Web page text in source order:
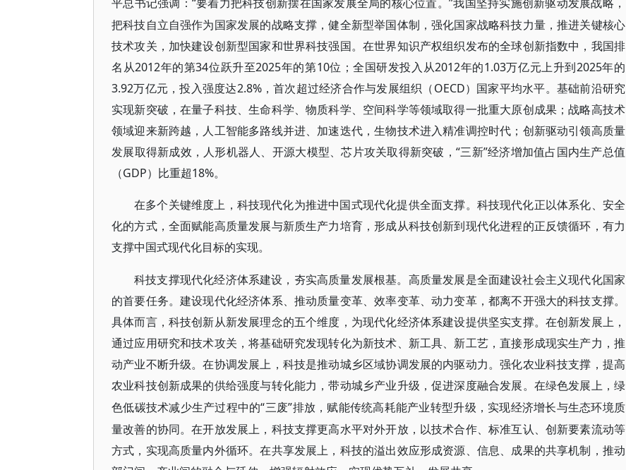
平总书记强调：
把科技自立自强作为国家发展的战略支撑，健全新型举国体制，强化国家战略科技力量，推进关键核心
技术攻关，加快建设创新型国家和世界科技强国。在世界知识产权组织发布的全球创新指数中，我国排
名从2012年的第34位跃升至2025年的第10位；全国研发投入从2012年的1.03万亿元上升到2025年的
3.92万亿元，投入强度达2.8%，首次超过经济合作与发展组织（OECD）国家平均水平。基础前沿研究
实现新突破，在量子科技、生命科学、物质科学、空间科学等领域取得一批重大原创成果；战略高技术
领域迎来新跨越，人工智能多路线并进、加速迭代，生物技术进入精准调控时代；创新驱动引领高质量
发展取得新成效，人形机器人、开源大模型、芯片攻关取得新突破，“三新”经济增加值占国内生产总值
（GDP）比重超18%。
在多个关键维度上，科技现代化为推进中国式现代化提供全面支撑。科技现代化正以体系化、安全
化的方式，全面赋能高质量发展与新质生产力培育，形成从科技创新到现代化进程的正反馈循环，有力
支撑中国式现代化目标的实现。
科技支撑现代化经济体系建设，夯实高质量发展根基。高质量发展是全面建设社会主义现代化国家
的首要任务。建设现代化经济体系、推动质量变革、效率变革、动力变革，都离不开强大的科技支撑。
具体而言，科技创新从新发展理念的五个维度，为现代化经济体系建设提供坚实支撑。在创新发展上，
通过应用研究和技术攻关，将基础研究发现转化为新技术、新工具、新工艺，直接形成现实生产力，推
动产业不断升级。在协调发展上，科技是推动城乡区域协调发展的内驱动力。强化农业科技支撑，提高
农业科技创新成果的供给强度与转化能力，带动城乡产业升级，促进深度融合发展。在绿色发展上，绿
色低碳技术减少生产过程中的“三废”排放，赋能传统高耗能产业转型升级，实现经济增长与生态环境质
量改善的协同。在开放发展上，科技支撑更高水平对外开放，以技术合作、标准互认、创新要素流动等
方式，实现高质量内外循环。在共享发展上，科技的溢出效应形成资源、信息、成果的共享机制，推动